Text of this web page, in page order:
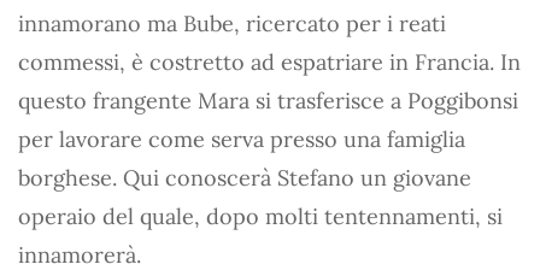
innamorano ma Bube, ricercato per i reati
commessi, è costretto ad espatriare in Francia. In
questo frangente Mara si trasferisce a Poggibonsi
per lavorare come serva presso una famiglia
borghese. Qui conoscerà Stefano un giovane
operaio del quale, dopo molti tentennamenti, si
innamorerà.